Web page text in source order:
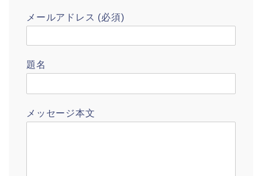
メールアドレス (必須)
題名
メッセージ本文